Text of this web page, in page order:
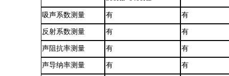
吸声系数测量 有 有
反射系数测量 有 有
声阻抗率测量 有 有
声导纳率测量 有 有